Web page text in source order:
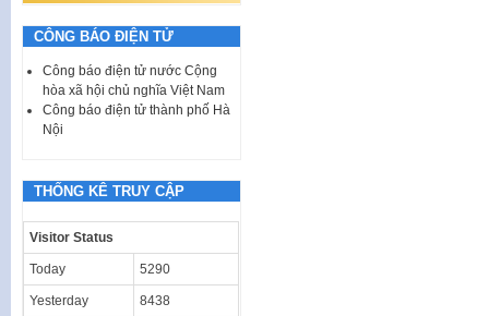
CÔNG BÁO ĐIỆN TỬ
Công báo điện tử nước Cộng
hòa xã hội chủ nghĩa Việt Nam
Công báo điện tử thành phố Hà
Nội
THỐNG KÊ TRUY CẬP
Visitor Status
Today 5290
Yesterday 8438